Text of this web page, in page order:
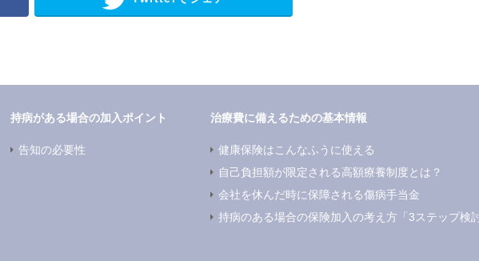
持病がある場合の加入ポイント
告知の必要性
治療費に備えるための基本情報
健康保険はこんなふうに使える
自己負担額が限定される高額療養制度とは？
会社を休んだ時に保障される傷病手当金
持病のある場合の保険加入の考え方「3ステップ検討